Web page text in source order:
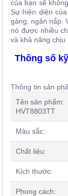
của bạn sẽ
Sự hiện diện
gàng, ngăn nắp.
nó được nhiều
và khả năng chịu
Thông số
Thông tin sản
Tên sản
HVT8803TT
Màu sắc:
Chất liệu:
Kích thước:
Phong